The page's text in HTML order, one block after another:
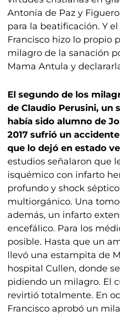
Antonia de Paz y
para la beatificación. Y
Francisco hizo lo propio
milagro de la sanación
Mama Antula y
El segundo de los
de Claudio Perusini, un
había sido alumno de
2017 sufrió un
que lo dejó en estado
estudios señalaron que
isquémico con infarto
profundo y shock
multiorgánico. Una
además, un infarto
encefálico. Para los
posible. Hasta que un
llevó una estampita de
hospital Cullen, donde
pidiendo un milagro. El
revirtió totalmente. En
Francisco aprobó un